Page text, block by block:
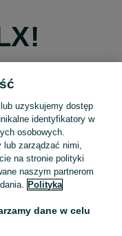
Apple
Google
uzyskujemy dostęp
identyfikatory w
osobowych.
zarządzać nimi,
na stronie polityki
naszym partnerom
Polityka
dane w celu